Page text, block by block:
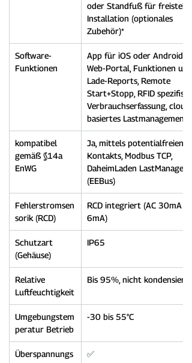
oder Standfuß für
Installation (optionales
Zubehör)*
Software-
Funktionen
App für iOS oder Android &
Web-Portal, Funktionen u.a.
Lade-Reports, Remote
Start+Stopp, RFID
Verbrauchserfassung, cloud-
basiertes Lastmanagement
kompatibel
gemäß §14a
EnWG
Ja, mittels potentialfreien
Kontakts, Modbus TCP,
DaheimLaden LastManager
(EEBus)
Fehlerstromsen
sorik (RCD)
RCD integriert (AC 30mA /
6mA)
Schutzart
(Gehäuse)
IP65
Relative
Luftfeuchtigkeit
Bis 95%, nicht
Umgebungstem
peratur Betrieb
-30 bis 55°C
Überspannungs
✅